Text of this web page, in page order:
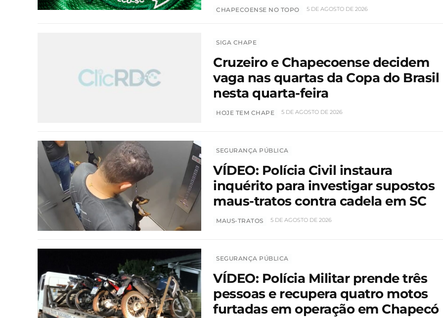
CHAPECOENSE NO TOPO 5 DE AGOSTO DE 2026
SIGA CHAPE
Cruzeiro e Chapecoense decidem
vaga nas quartas da Copa do Brasil
nesta quarta-feira
HOJE TEM CHAPE 5 DE AGOSTO DE 2026
SEGURANÇA PÚBLICA
VÍDEO: Polícia Civil instaura
inquérito para investigar supostos
maus-tratos contra cadela em SC
MAUS-TRATOS 5 DE AGOSTO DE 2026
SEGURANÇA PÚBLICA
VÍDEO: Polícia Militar prende três
pessoas e recupera quatro motos
furtadas em operação em Chapecó